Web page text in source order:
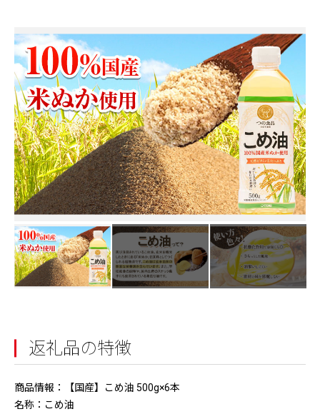
返礼品の特徴
商品情報：【国産】こめ油 500g×6本
名称：こめ油